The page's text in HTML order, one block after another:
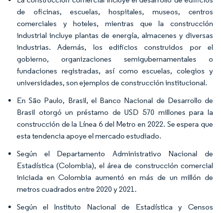
de oficinas, escuelas, hospitales, museos, centros
comerciales y hoteles, mientras que la construcción
industrial incluye plantas de energía, almacenes y diversas
industrias. Además, los edificios construidos por el
gobierno, organizaciones semigubernamentales o
fundaciones registradas, así como escuelas, colegios y
universidades, son ejemplos de construcción institucional.
En São Paulo, Brasil, el Banco Nacional de Desarrollo de
Brasil otorgó un préstamo de USD 570 millones para la
construcción de la Línea 6 del Metro en 2022. Se espera que
esta tendencia apoye el mercado estudiado.
Según el Departamento Administrativo Nacional de
Estadística (Colombia), el área de construcción comercial
iniciada en Colombia aumentó en más de un millón de
metros cuadrados entre 2020 y 2021.
Según el Instituto Nacional de Estadística y Censos